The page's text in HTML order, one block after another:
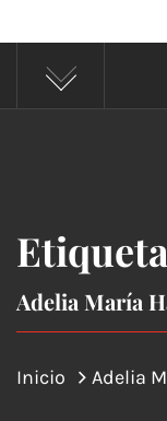
Adelia María
Inicio Adelia